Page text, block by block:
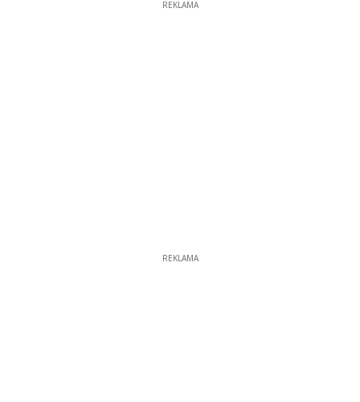
REKLAMA
REKLAMA